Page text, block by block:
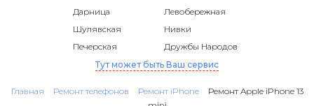
Дарница
Левобережная
Шулявская
Нивки
Печерская
Дружбы Народов
Тут может быть Ваш сервис
Главная Ремонт телефонов Ремонт iPhone
Ремонт Apple iPhone 13